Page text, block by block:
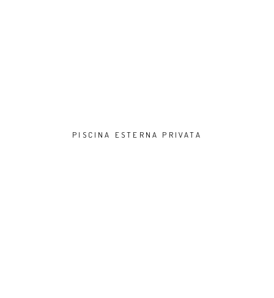
PISCINA ESTERNA PRIVATA